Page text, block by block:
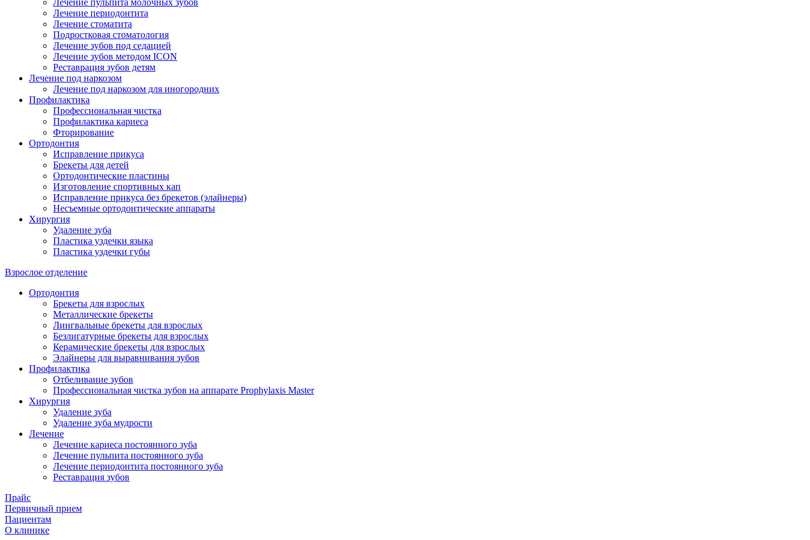
Лечение пульпита молочных зубов
Лечение периодонтита
Лечение стоматита
Подростковая стоматология
Лечение зубов под седацией
Лечение зубов методом ICON
Реставрация зубов детям
Лечение под наркозом
Лечение под наркозом для иногородних
Профилактика
Профессиональная чистка
Профилактика кариеса
Фторирование
Ортодонтия
Исправление прикуса
Брекеты для детей
Ортодонтические пластины
Изготовление спортивных кап
Исправление прикуса без брекетов (элайнеры)
Несъемные ортодонтические аппараты
Хирургия
Удаление зуба
Пластика уздечки языка
Пластика уздечки губы
Взрослое отделение
Ортодонтия
Брекеты для взрослых
Металлические брекеты
Лингвальные брекеты для взрослых
Безлигатурные брекеты для взрослых
Керамические брекеты для взрослых
Элайнеры для выравнивания зубов
Профилактика
Отбеливание зубов
Профессиональная чистка зубов на аппарате Prophylaxis Master
Хирургия
Удаление зуба
Удаление зуба мудрости
Лечение
Лечение кариеса постоянного зуба
Лечение пульпита постоянного зуба
Лечение периодонтита постоянного зуба
Реставрация зубов
Прайс
Первичный прием
Пациентам
О клинике